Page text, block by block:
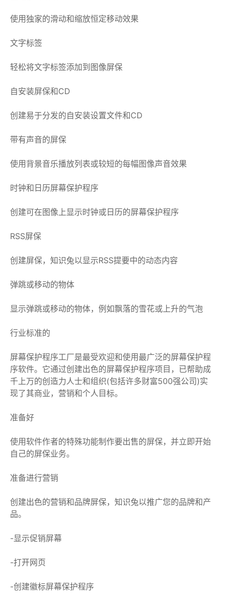
使用独家的滑动和缩放恒定移动效果
文字标签
轻松将文字标签添加到图像屏保
自安装屏保和CD
创建易于分发的自安装设置文件和CD
带有声音的屏保
使用背景音乐播放列表或较短的每幅图像声音效果
时钟和日历屏幕保护程序
创建可在图像上显示时钟或日历的屏幕保护程序
RSS屏保
创建屏保，知识兔以显示RSS提要中的动态内容
弹跳或移动的物体
显示弹跳或移动的物体，例如飘落的雪花或上升的气泡
行业标准的
屏幕保护程序工厂是最受欢迎和使用最广泛的屏幕保护程
序软件。它通过创建出色的屏幕保护程序项目，已帮助成
千上万的创造力人士和组织(包括许多财富500强公司)实
现了其商业，营销和个人目标。
准备好
使用软件作者的特殊功能制作要出售的屏保，并立即开始
自己的屏保业务。
准备进行营销
创建出色的营销和品牌屏保，知识兔以推广您的品牌和产
品。
-显示促销屏幕
-打开网页
-创建徽标屏幕保护程序